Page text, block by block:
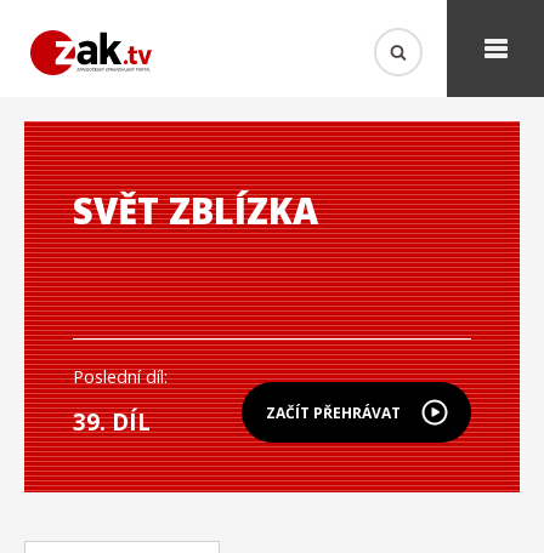
SVĚT ZBLÍZKA
ZAČÍT PŘEHRÁVAT
Poslední díl:
39. DÍL